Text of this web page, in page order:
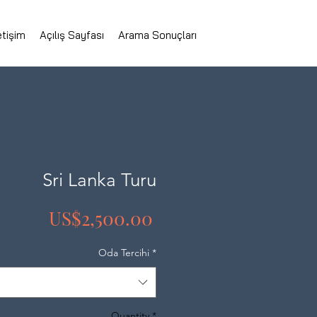
Açılış Sayfası Arama Sonuçları
Sri Lanka Turu
US$2,500.00
Oda Tercihi *